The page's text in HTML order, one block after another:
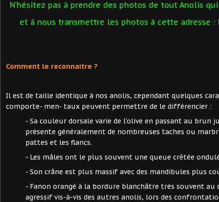
N‘hésitez pas à prendre des photos de tout Anolis
et à nous transmettre les photos à cette adresse :
Comment le reconnaitre ?
Il est de taille identique à nos anolis, cependant quelques
comporte- men- taux peuvent permettre de le différencier :
- Sa couleur dorsale varie de l’olive en passant au brun
présente généralement de nombreuses taches ou
pattes et les flancs.
- Les mâles ont le plus souvent une queue crêtée
- Son crâne est plus massif avec des mandibules plus
- Fanon orangé à la bordure blanchâtre très souvent au
agressif vis-à-vis des autres anolis, lors des